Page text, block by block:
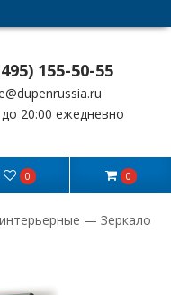
155-50-55
до 20:00 ежедневно
0 0
— Зеркало